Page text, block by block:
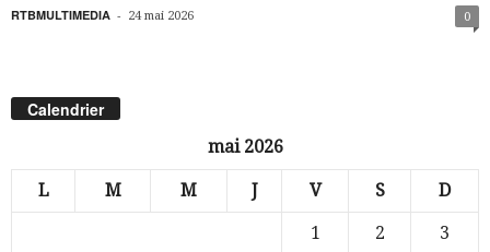
RTBMULTIMEDIA - 24 mai 2026 0
Calendrier
mai 2026
L M M J V S D
1 2
3